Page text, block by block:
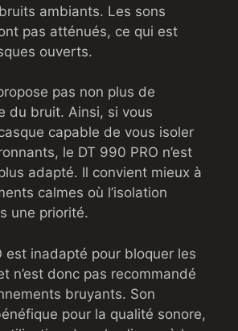
ambiants. Les sons
pas atténués, ce qui est
ouverts.
pas non plus de
du bruit. Ainsi, si vous
capable de vous isoler
le DT 990 PRO n’est
adapté. Il convient mieux à
calmes où l’isolation
une priorité.
est inadapté pour bloquer les
n’est donc pas recommandé
bruyants. Son
pour la qualité sonore,